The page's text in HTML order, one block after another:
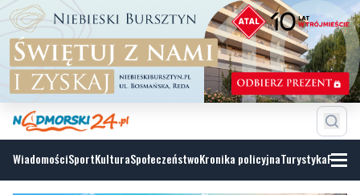
WiadomościSportKulturaSpołeczeństwoKronika policyjnaTurystyka